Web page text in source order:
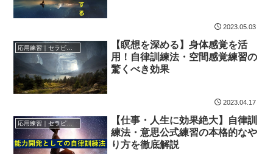
2023.05.03
応用練習｜セラピー効果
【瞑想を深める】身体感覚を活
用！自律訓練法・空間感覚練習の
驚くべき効果
2023.04.17
応用練習｜セラピー効果
【仕事・人生に効果絶大】自律訓
練法・意思公式練習の本格的なや
り方を徹底解説